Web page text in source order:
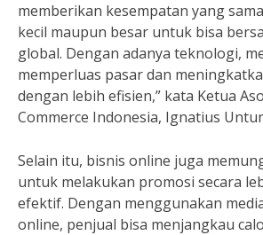
memberikan kesempatan yang
kecil maupun besar untuk bisa
global. Dengan adanya teknologi,
memperluas pasar dan
dengan lebih efisien,” kata Ketua
Commerce Indonesia, Ignatius
Selain itu, bisnis online juga
untuk melakukan promosi secara
efektif. Dengan menggunakan
online, penjual bisa menjangkau